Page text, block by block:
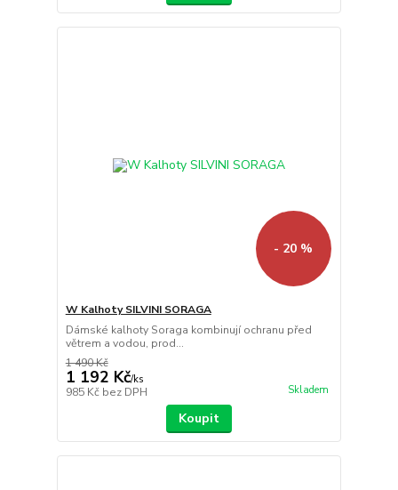
- 20 %
W Kalhoty SILVINI SORAGA
Dámské kalhoty Soraga kombinují ochranu před
větrem a vodou, prod...
1 490 Kč
1 192 Kč/ks
985 Kč bez DPH Skladem
Koupit